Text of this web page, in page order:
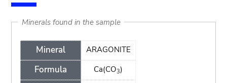
Minerals found in the sample
Mineral
Formula
ARAGONITE
Ca(CO3)